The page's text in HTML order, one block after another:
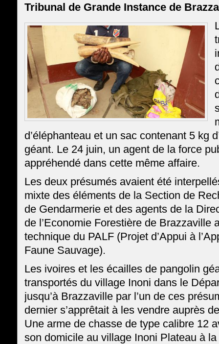
Tribunal de Grande Instance de
d’éléphanteau et un sac contenant 5 kg
géant. Le 24 juin, un agent de la force
appréhendé dans cette même affaire.
Les deux présumés avaient été
mixte des éléments de la Section de
de Gendarmerie et des agents de la
de l’Economie Forestière de Brazzaville
technique du PALF (Projet d’Appui à
Faune Sauvage).
Les ivoires et les écailles de pangolin
transportés du village Inoni dans le
jusqu’à Brazzaville par l’un de ces
dernier s’apprêtait à les vendre auprès
Une arme de chasse de type calibre 12
son domicile au village Inoni Plateau à la